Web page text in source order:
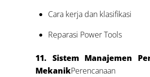
Cara kerja dan klasifikasi
Reparasi Power Tools
11. Sistem Manajemen
MekanikPerencanaan